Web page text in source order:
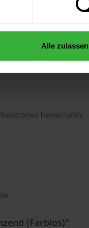
Alle zulassen
Reaktionen hervorrufen.
(Farblos)"